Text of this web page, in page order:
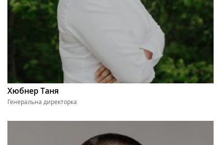
Хюбнер Таня
Генеральна директорка